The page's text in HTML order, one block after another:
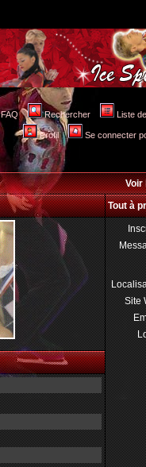
FAQ Rechercher Liste
Profil Se connecter
Voir
Tout à
Site